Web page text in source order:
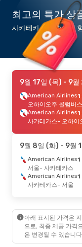
최고의 특가 상
사카테카스행 최저가
9월 17일 (목) - 9월
American Airlines1
오하이오주 콜럼버스
American Airlines1
사카테카스- 오하이
9월 8일 (화) - 9월
American Airlines1
서울- 사카테카스
American Airlines1
사카테카스- 서울
아래 표시된 가격은
으로, 최종 제공 가격
은 변경될 수 있습니